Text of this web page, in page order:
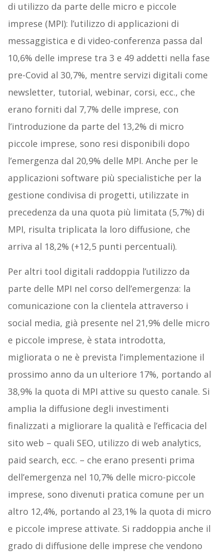
di utilizzo da parte delle micro e piccole
imprese (MPI): l’utilizzo di applicazioni di
messaggistica e di video-conferenza passa dal
10,6% delle imprese tra 3 e 49 addetti nella fase
pre-Covid al 30,7%, mentre servizi digitali come
newsletter, tutorial, webinar, corsi, ecc., che
erano forniti dal 7,7% delle imprese, con
l’introduzione da parte del 13,2% di micro
piccole imprese, sono resi disponibili dopo
l’emergenza dal 20,9% delle MPI. Anche per le
applicazioni software più specialistiche per la
gestione condivisa di progetti, utilizzate in
precedenza da una quota più limitata (5,7%) di
MPI, risulta triplicata la loro diffusione, che
arriva al 18,2% (+12,5 punti percentuali).
Per altri tool digitali raddoppia l’utilizzo da
parte delle MPI nel corso dell’emergenza: la
comunicazione con la clientela attraverso i
social media, già presente nel 21,9% delle micro
e piccole imprese, è stata introdotta,
migliorata o ne è prevista l’implementazione il
prossimo anno da un ulteriore 17%, portando al
38,9% la quota di MPI attive su questo canale. Si
amplia la diffusione degli investimenti
finalizzati a migliorare la qualità e l’efficacia del
sito web – quali SEO, utilizzo di web analytics,
paid search, ecc. – che erano presenti prima
dell’emergenza nel 10,7% delle micro-piccole
imprese, sono divenuti pratica comune per un
altro 12,4%, portando al 23,1% la quota di micro
e piccole imprese attivate. Si raddoppia anche il
grado di diffusione delle imprese che vendono